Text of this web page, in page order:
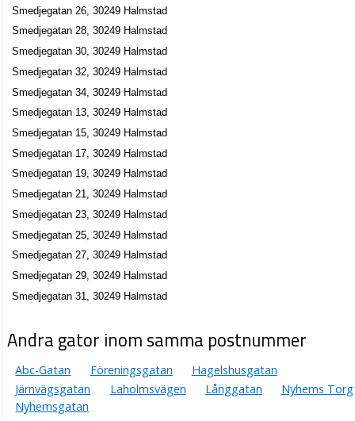
Smedjegatan 26, 30249 Halmstad
Smedjegatan 28, 30249 Halmstad
Smedjegatan 30, 30249 Halmstad
Smedjegatan 32, 30249 Halmstad
Smedjegatan 34, 30249 Halmstad
Smedjegatan 13, 30249 Halmstad
Smedjegatan 15, 30249 Halmstad
Smedjegatan 17, 30249 Halmstad
Smedjegatan 19, 30249 Halmstad
Smedjegatan 21, 30249 Halmstad
Smedjegatan 23, 30249 Halmstad
Smedjegatan 25, 30249 Halmstad
Smedjegatan 27, 30249 Halmstad
Smedjegatan 29, 30249 Halmstad
Smedjegatan 31, 30249 Halmstad
Andra gator inom samma postnummer
Abc-Gatan Föreningsgatan
Hagelshusgatan
Järnvägsgatan
Laholmsvägen Långgatan
Nyhems Torg
Nyhemsgatan